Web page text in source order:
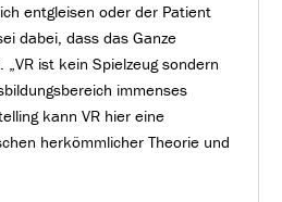
entgleisen oder der Patient
dabei, dass das Ganze
ist kein Spielzeug sondern
immenses
kann VR hier eine
herkömmlicher Theorie und